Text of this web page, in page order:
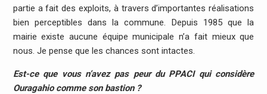
partie a fait des exploits, à travers d’importantes réalisations
bien perceptibles dans la commune. Depuis 1985 que la
mairie existe aucune équipe municipale n’a fait mieux que
nous. Je pense que les chances sont intactes.
Est-ce que vous n’avez pas peur du PPACI qui considère
Ouragahio comme son bastion ?